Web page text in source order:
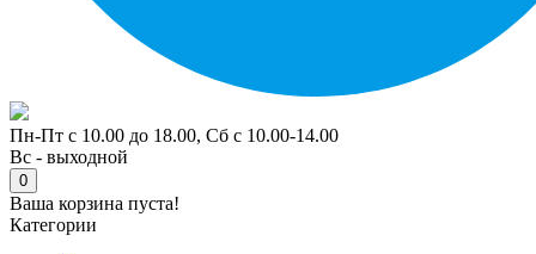
Пн-Пт с 10.00 до 18.00, Сб с 10.00-14.00
Вс - выходной
0
Ваша корзина пуста!
Категории